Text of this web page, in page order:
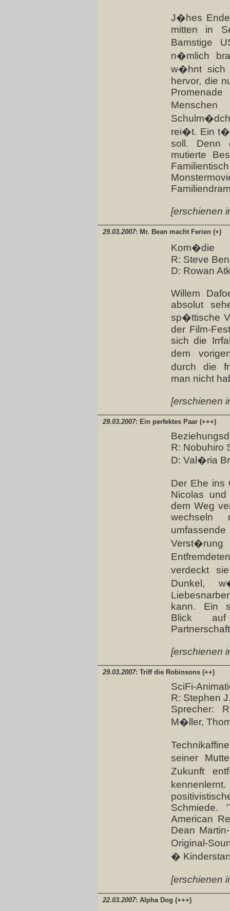
J�hes Ende
mitten in
Bamstige
n�mlich
w�hnt sich
hervor, die
rei�t. Ein
soll. Denn
mutierte
[erschienen
29.03.2007: Mr. Bean macht Ferien (+)
Kom�die
R: Steve
D: Rowan
Willem
absolut
sp�ttische
der Film-
sich die
dem
durch die
man nicht
[erschienen
29.03.2007: Ein perfektes Paar (+++)
R: Nobuhiro
D: Val�ria
Der Ehe ins
Nicolas
dem Weg
wechseln
verdeckt
Dunkel,
kann. Ein
Blick auf
[erschienen
29.03.2007: Triff die Robinsons (++)
SciFi-
R: Stephen
Sprecher:
M�ller,
seiner
Zukunft
Schmiede.
American
Dean
Original-
�
[erschienen
22.03.2007: Alpha Dog (+++)